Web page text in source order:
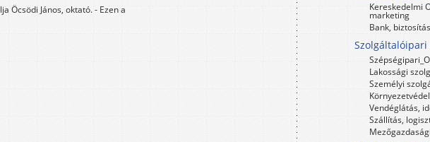
János, oktató. - Ezen a Kereskedelmi
marketing
Bank, biztosítás
Szolgáltalóipari
Lakossági
Személyi
Vendéglátás,
Szállítás,